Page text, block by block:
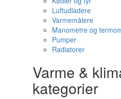
Luftudladere
Varmemålere
Manometre og
Pumper
Radiatorer
Varme &
kategorier